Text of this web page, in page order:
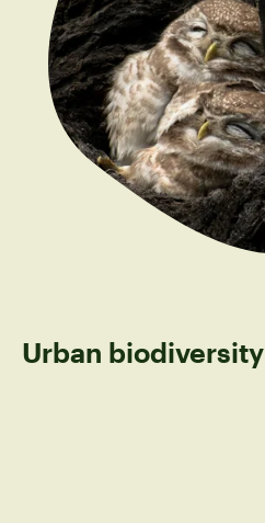
Urban biodiversity